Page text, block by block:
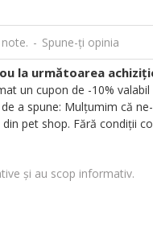
- Spune-ţi opinia
și au scop informativ.
la următoarea
un cupon de -10%
a spune: Mulțumim că
pet shop. Fără condiții